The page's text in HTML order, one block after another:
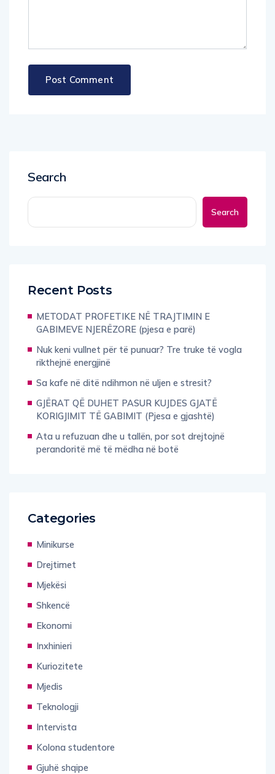
Search
Search
Recent Posts
METODAT PROFETIKE NË TRAJTIMIN E
GABIMEVE NJERËZORE (pjesa e parë)
Nuk keni vullnet për të punuar? Tre truke të vogla
rikthejnë energjinë
Sa kafe në ditë ndihmon në uljen e stresit?
GJËRAT QË DUHET PASUR KUJDES GJATË
KORIGJIMIT TË GABIMIT (Pjesa e gjashtë)
Ata u refuzuan dhe u tallën, por sot drejtojnë
perandoritë më të mëdha në botë
Categories
Minikurse
Drejtimet
Mjekësi
Shkencë
Ekonomi
Inxhinieri
Kuriozitete
Mjedis
Teknologji
Intervista
Kolona studentore
Gjuhë shqipe